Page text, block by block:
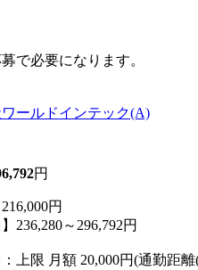
で必要になります。
ールドインテック(A)
円
円
】236,280～296,792円
上限 月額 20,000円(通勤距